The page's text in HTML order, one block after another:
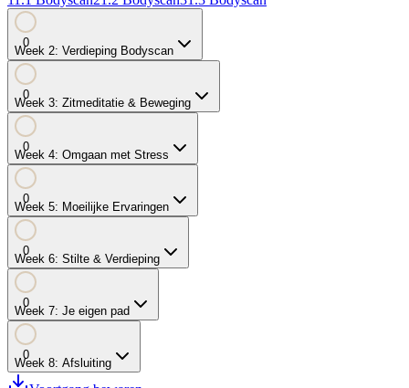
0
Week 2: Verdieping Bodyscan
0
Week 3: Zitmeditatie & Beweging
0
Week 4: Omgaan met Stress
0
Week 5: Moeilijke Ervaringen
0
Week 6: Stilte & Verdieping
0
Week 7: Je eigen pad
0
Week 8: Afsluiting